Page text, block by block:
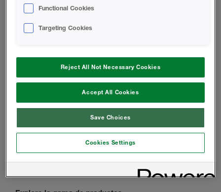
Explore la gama de productos
ESPUMAS PARA TECHOS
Functional Cookies
Targeting Cookies
Reject All Not Necessary Cookies
Accept All Cookies
Save Choices
Cookies Settings